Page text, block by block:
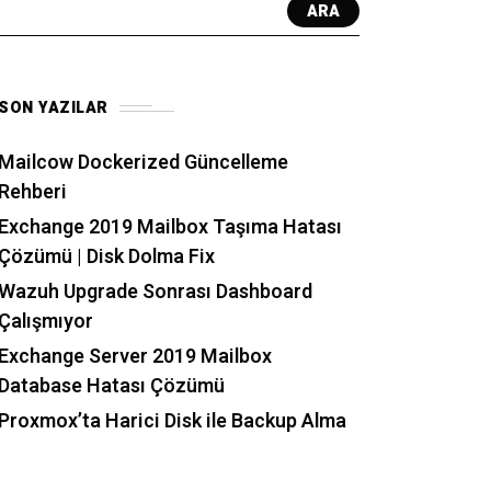
ARA
YAZILAR
Dockerized Güncelleme
2019 Mailbox Taşıma Hatası
| Disk Dolma Fix
Upgrade Sonrası Dashboard
Server 2019 Mailbox
Hatası Çözümü
Harici Disk ile Backup Alma